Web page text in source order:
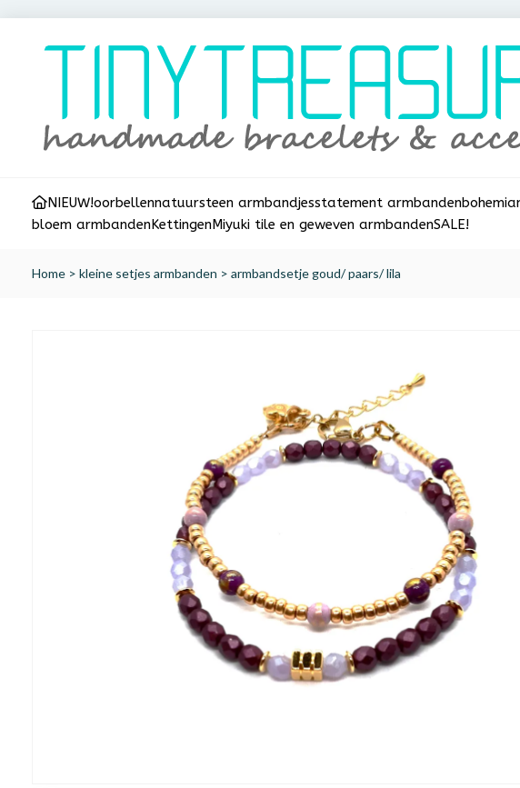
NIEUW!oorbellennatuursteen armbandjesstatement armbanden
bloem armbandenKettingenMiyuki tile en geweven armbandenSALE!
Home > kleine setjes armbanden > armbandsetje goud/ paars/ lila